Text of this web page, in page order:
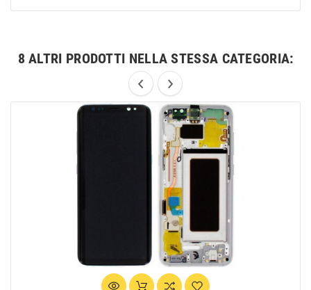
8 ALTRI PRODOTTI NELLA STESSA CATEGORIA: